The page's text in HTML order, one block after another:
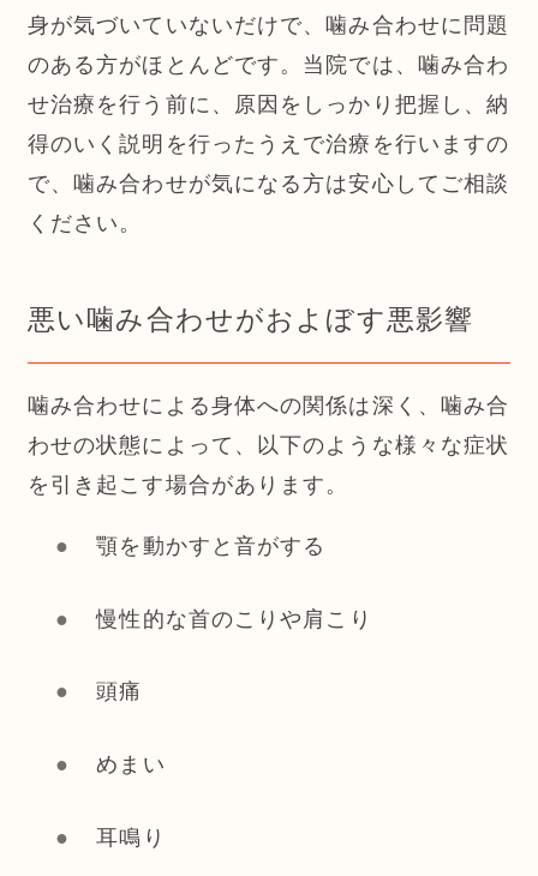
身が気づいていないだけで、噛み合わせに問題
のある方がほとんどです。当院では、噛み合わ
せ治療を行う前に、原因をしっかり把握し、納
得のいく説明を行ったうえで治療を行いますの
で、噛み合わせが気になる方は安心してご相談
ください。
悪い噛み合わせがおよぼす悪影響
噛み合わせによる身体への関係は深く、噛み合
わせの状態によって、以下のような様々な症状
を引き起こす場合があります。
顎を動かすと音がする
慢性的な首のこりや肩こり
頭痛
めまい
耳鳴り